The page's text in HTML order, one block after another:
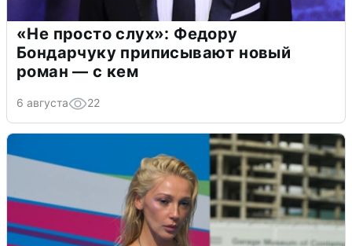
«Не просто слух»: Федору
Бондарчуку приписывают новый
роман — с кем
6 августа 22